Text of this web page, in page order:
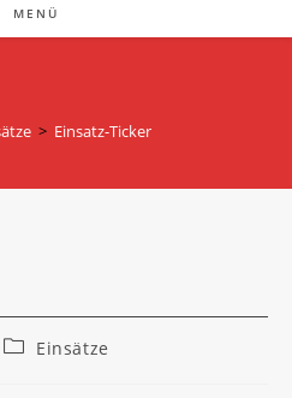
MENÜ
> Einsatz-Ticker
Beitrags-
Einsätze